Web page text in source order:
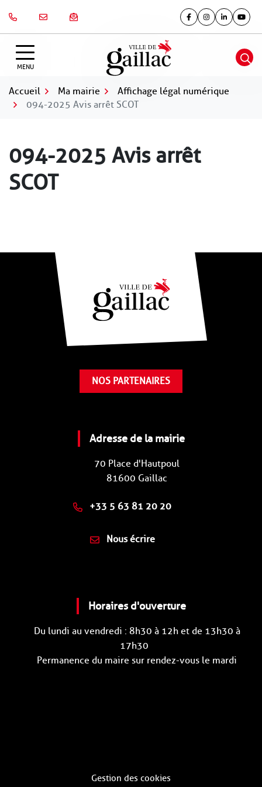
contenu
Lien vers le compte
Lien vers leLien vers le
Lien
MENU
Accueil Ma mairie
Affichage légal numérique
094-2025 Avis arrêt SCOT
094-2025 Avis arrêt
SCOT
NOS PARTENAIRES
Adresse de la mairie
70 Place d'Hautpoul
81600 Gaillac
+33 5 63 81 20 20
Nous écrire
Horaires d'ouverture
Du lundi au vendredi : 8h30 à 12h et de 13h30 à
17h30
Permanence du maire sur rendez-vous le mardi
Gestion des cookies